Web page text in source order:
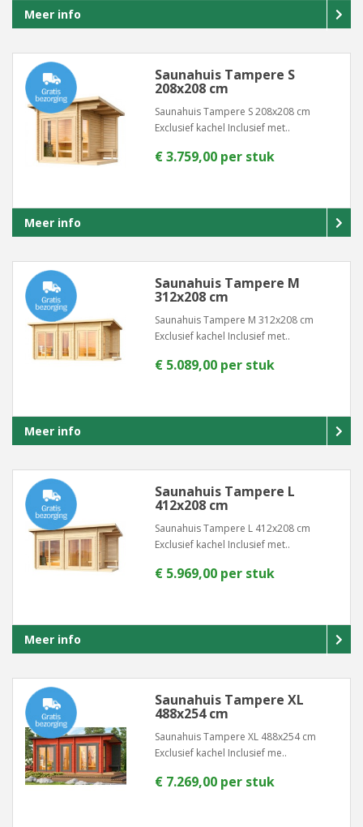
Meer info
Saunahuis Tampere S
208x208 cm
Saunahuis Tampere S 208x208 cm
Exclusief kachel Inclusief met..
€ 3.759,00 per stuk
Meer info
Saunahuis Tampere M
312x208 cm
Saunahuis Tampere M 312x208 cm
Exclusief kachel Inclusief met..
€ 5.089,00 per stuk
Meer info
Saunahuis Tampere L
412x208 cm
Saunahuis Tampere L 412x208 cm
Exclusief kachel Inclusief met..
€ 5.969,00 per stuk
Meer info
Saunahuis Tampere XL
488x254 cm
Saunahuis Tampere XL 488x254 cm
Exclusief kachel Inclusief me..
€ 7.269,00 per stuk